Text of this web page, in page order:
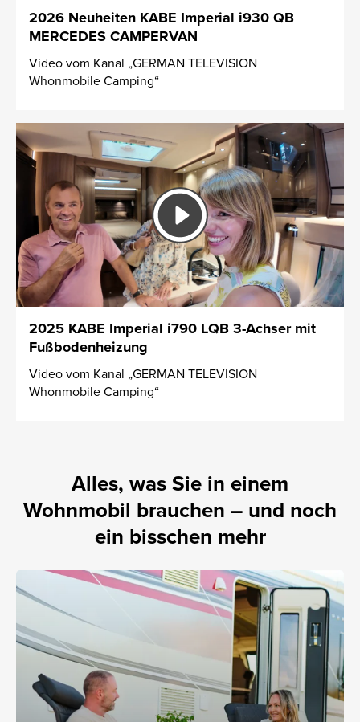
2026 Neuheiten KABE Imperial i930 QB
MERCEDES CAMPERVAN
Video vom Kanal „GERMAN TELEVISION
Whonmobile Camping“
2025 KABE Imperial i790 LQB 3-Achser mit
Fußbodenheizung
Video vom Kanal „GERMAN TELEVISION
Whonmobile Camping“
Alles, was Sie in einem
Wohnmobil brauchen – und noch
ein bisschen mehr